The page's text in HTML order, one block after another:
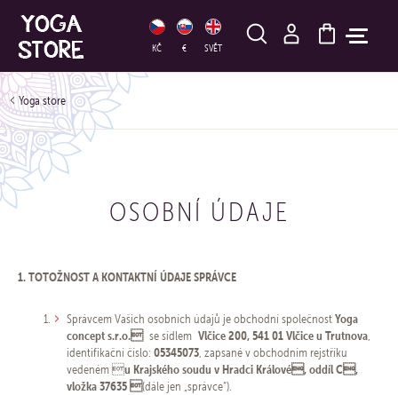
KČ € SVĚT
HLEDAT
Yoga store
OSOBNÍ ÚDAJE
1. TOTOŽNOST A KONTAKTNÍ ÚDAJE SPRÁVCE
Správcem Vašich osobních údajů je obchodní společnost​Yoga
concept s.r.o. se sídlem Vlčice 200, 541 01 Vlčice u Trutnova,
identifikační číslo: 05345073, zapsané v obchodním rejstříku
vedeném u Krajského soudu v Hradci Králové, oddíl C,
vložka 37635 (dále jen „správce“).